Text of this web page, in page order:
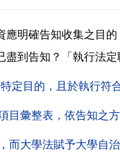
明確告知收集之目
到告知？「執行法
定目的，且於執行符
彙整表，依告知之
大學法賦予大學自